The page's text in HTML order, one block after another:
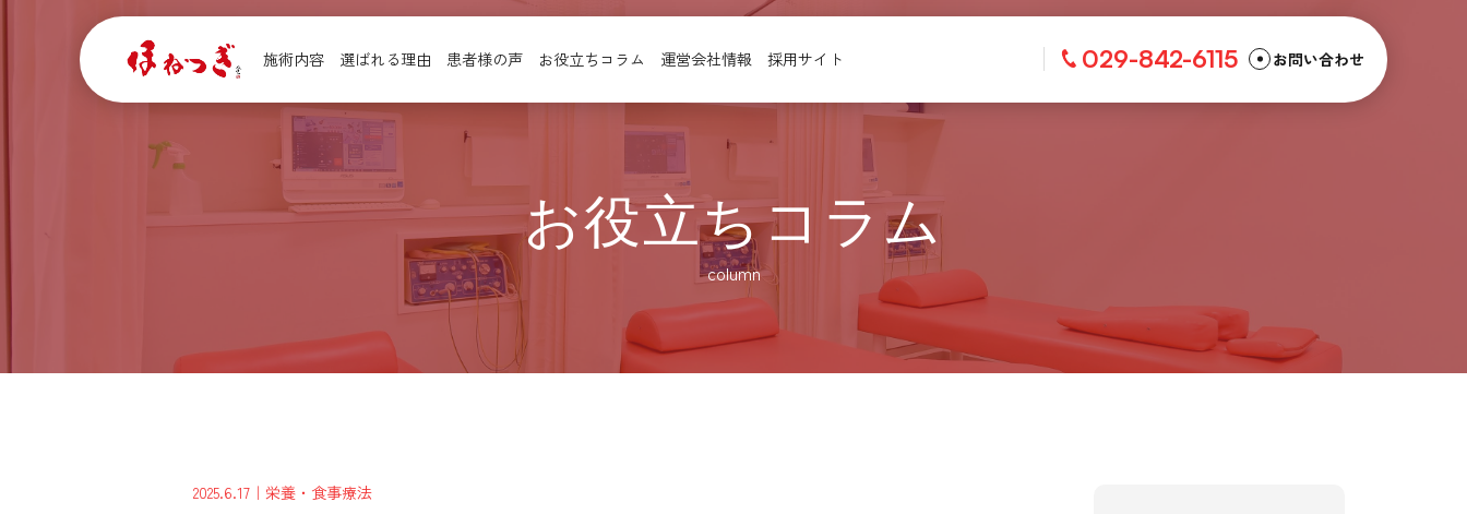
施術内容 選ばれる理由 患者様の声 お役立ちコラム 運営会社情報 採用サイト 029-842-6115 お問い合わせ
お役立ちコラム
column
2025.6.17 ｜栄養・食事療法